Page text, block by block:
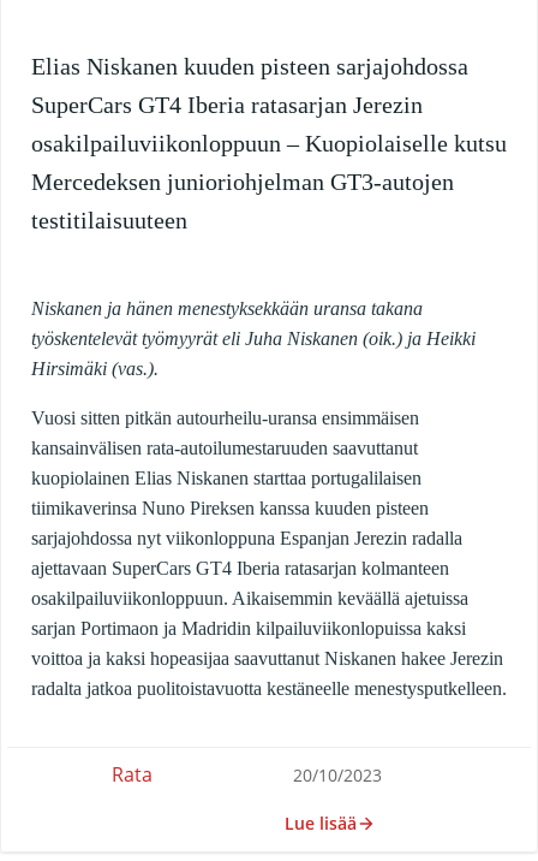
Elias Niskanen kuuden pisteen sarjajohdossa
SuperCars GT4 Iberia ratasarjan Jerezin
osakilpailuviikonloppuun – Kuopiolaiselle kutsu
Mercedeksen junioriohjelman GT3-autojen
testitilaisuuteen
Niskanen ja hänen menestyksekkään uransa takana
työskentelevät työmyyrät eli Juha Niskanen (oik.) ja Heikki
Hirsimäki (vas.).
Vuosi sitten pitkän autourheilu-uransa ensimmäisen
kansainvälisen rata-autoilumestaruuden saavuttanut
kuopiolainen Elias Niskanen starttaa portugalilaisen
tiimikaverinsa Nuno Pireksen kanssa kuuden pisteen
sarjajohdossa nyt viikonloppuna Espanjan Jerezin radalla
ajettavaan SuperCars GT4 Iberia ratasarjan kolmanteen
osakilpailuviikonloppuun. Aikaisemmin keväällä ajetuissa
sarjan Portimaon ja Madridin kilpailuviikonlopuissa kaksi
voittoa ja kaksi hopeasijaa saavuttanut Niskanen hakee Jerezin
radalta jatkoa puolitoistavuotta kestäneelle menestysputkelleen.
Rata 20/10/2023
Lue lisää